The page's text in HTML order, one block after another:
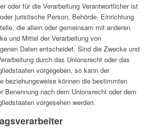
oder für die Verarbeitung Verantwortlicher ist
juristische Person, Behörde, Einrichtung
die allein oder gemeinsam mit anderen
und Mittel der Verarbeitung von
Daten entscheidet. Sind die Zwecke und
durch das Unionsrecht oder das
vorgegeben, so kann der
beziehungsweise können die bestimmten
Benennung nach dem Unionsrecht oder dem
vorgesehen werden.